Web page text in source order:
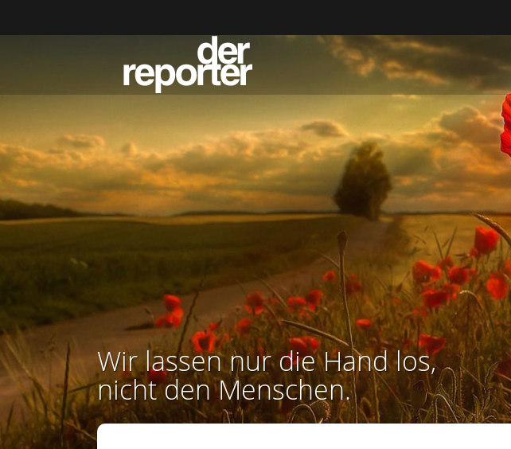
Wir lassen nur die Hand los,
nicht den Menschen.